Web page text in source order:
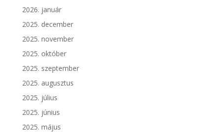
2026. január
2025. december
2025. november
2025. október
2025. szeptember
2025. augusztus
2025. július
2025. június
2025. május